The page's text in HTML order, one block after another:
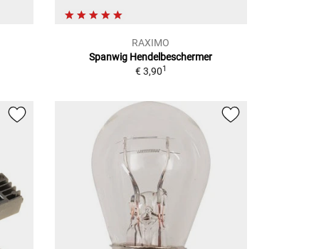
RAXIMO
Spanwig Hendelbeschermer
€ 3,901